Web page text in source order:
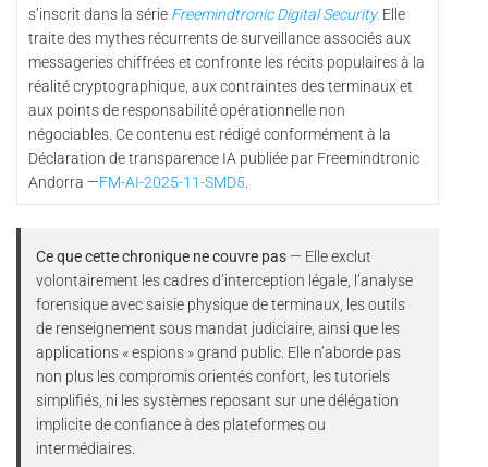
s’inscrit dans la série Freemindtronic Digital Security. Elle
traite des mythes récurrents de surveillance associés aux
messageries chiffrées et confronte les récits populaires à la
réalité cryptographique, aux contraintes des terminaux et
aux points de responsabilité opérationnelle non
négociables. Ce contenu est rédigé conformément à la
Déclaration de transparence IA publiée par Freemindtronic
Andorra —FM-AI-2025-11-SMD5
Ce que cette chronique ne couvre pas — Elle exclut
volontairement les cadres d’interception légale, l’analyse
forensique avec saisie physique de terminaux, les outils
de renseignement sous mandat judiciaire, ainsi que les
applications « espions » grand public. Elle n’aborde pas
non plus les compromis orientés confort, les tutoriels
simplifiés, ni les systèmes reposant sur une délégation
implicite de confiance à des plateformes ou
intermédiaires.